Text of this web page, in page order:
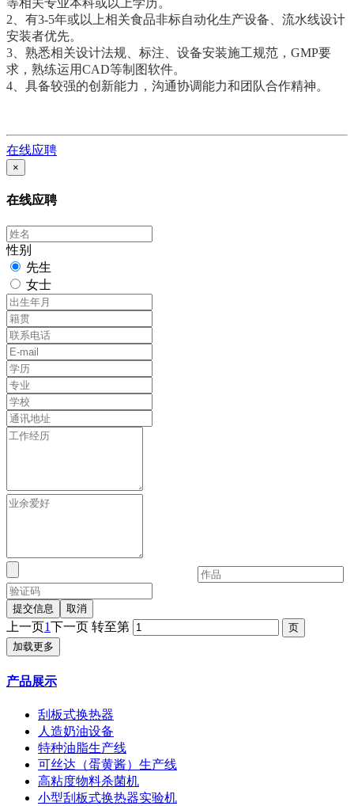
2、有3-5年或以上相关食品非标自动化生产设备、流水线设计
安装者优先。
3、熟悉相关设计法规、标注、设备安装施工规范，GMP要
求，熟练运用CAD等制图软件。
4、具备较强的创新能力，沟通协调能力和团队合作精神。
在线应聘
×
在线应聘
性别
先生
女士
提交信息 取消
上一页1下一页 转至第
加载更多
产品展示
刮板式换热器
人造奶油设备
特种油脂生产线
可丝达（蛋黄酱）生产线
高粘度物料杀菌机
小型刮板式换热器实验机